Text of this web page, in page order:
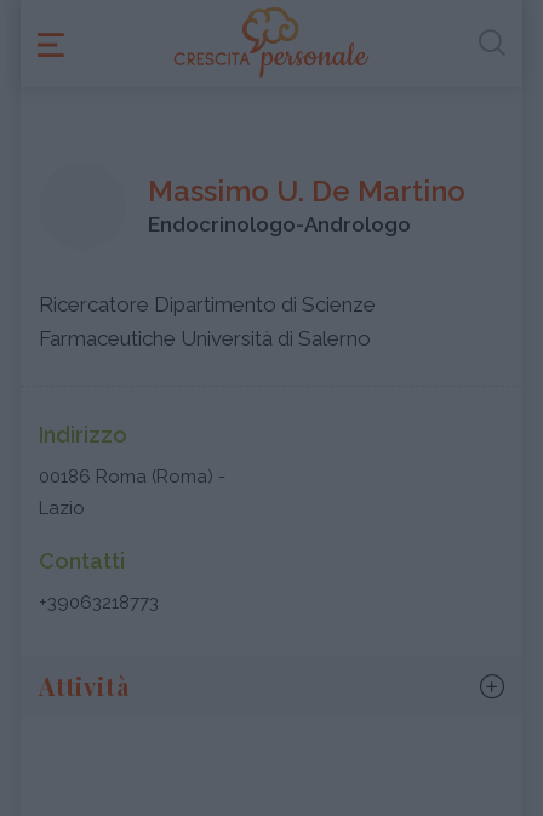
Massimo U. De Martino
Endocrinologo-Andrologo
Ricercatore Dipartimento di Scienze
Farmaceutiche Università di Salerno
Indirizzo
00186 Roma (Roma) -
Lazio
Contatti
+39063218773
Attività